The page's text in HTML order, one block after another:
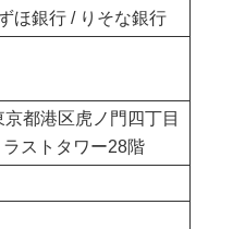
ほ銀行 / りそな銀行
都港区虎ノ門四丁目
ストタワー28階